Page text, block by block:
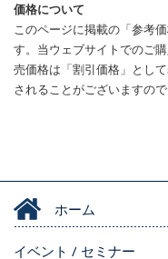
価格について
このページに掲載の「参考
す。当ウェブサイトでのご
売価格は「割引価格」とし
されることがございますの
ホーム
イベント / セミナー